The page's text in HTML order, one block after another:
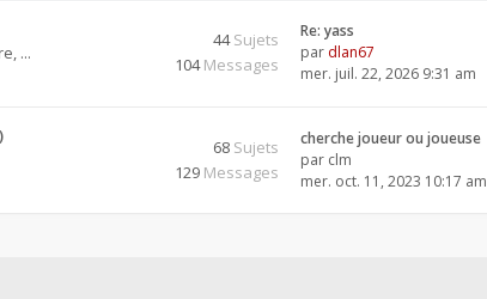
...
44Sujets
104Messages
Re: yass
par dlan67
mer. juil. 22, 2026 9:31 am
68 Sujets
129 Messages
cherche joueur ou joueuse
par clm
mer. oct. 11, 2023 10:17 am